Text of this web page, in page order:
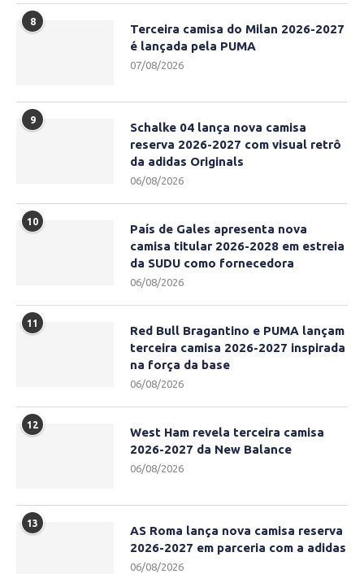
8
Terceira camisa do Milan 2026-2027
é lançada pela PUMA
07/08/2026
9
Schalke 04 lança nova camisa
reserva 2026-2027 com visual retrô
da adidas Originals
06/08/2026
10
País de Gales apresenta nova
camisa titular 2026-2028 em estreia
da SUDU como fornecedora
06/08/2026
11
Red Bull Bragantino e PUMA lançam
terceira camisa 2026-2027 inspirada
na força da base
06/08/2026
12
West Ham revela terceira camisa
2026-2027 da New Balance
06/08/2026
13
AS Roma lança nova camisa reserva
2026-2027 em parceria com a adidas
06/08/2026